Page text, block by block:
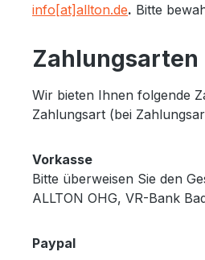
info[at]allton.de. Bitte
Zahlungsarten
Wir bieten Ihnen folgende
Zahlungsart (bei
Vorkasse
Bitte überweisen Sie den
ALLTON OHG, VR-Bank
Paypal